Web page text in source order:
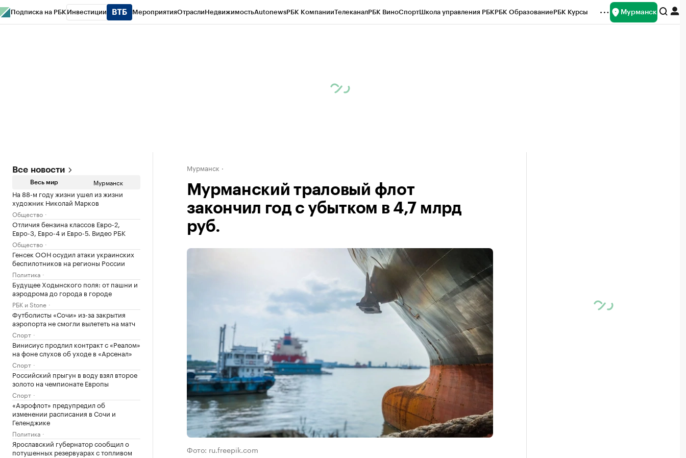
Подписка на РБК Инвестиции МероприятияОтраслиНедвижимостьAutonewsРБК КомпанииТелеканалРБК ВиноСпортШкола управления РБКРБК ОбразованиеРБК Курсы Мурманск
Все новости
Весь мир Мурманск
На 88-м году жизни ушел из жизни
художник Николай Марков
Общество
Отличия бензина классов Евро-2,
Евро-3, Евро-4 и Евро-5. Видео РБК
Общество
Генсек ООН осудил атаки украинских
беспилотников на регионы России
Политика
Будущее Ходынского поля: от пашни и
аэродрома до города в городе
РБК и Stone
Футболисты «Сочи» из-за закрытия
аэропорта не смогли вылететь на матч
Спорт
Винисиус продлил контракт с «Реалом»
на фоне слухов об уходе в «Арсенал»
Спорт
Российский прыгун в воду взял второе
золото на чемпионате Европы
Спорт
«Аэрофлот» предупредил об
изменении расписания в Сочи и
Геленджике
Политика
Ярославский губернатор сообщил о
потушенных резервуарах с топливом
Мурманск
Мурманский траловый флот
закончил год с убытком в 4,7 млрд
руб.
Фото: ru.freepik.com